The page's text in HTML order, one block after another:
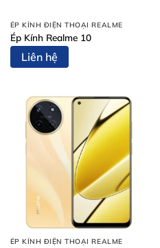
ÉP KÍNH ĐIỆN THOẠI REALME
Ép Kính Realme 10
Liên hệ
ÉP KÍNH ĐIỆN THOẠI REALME